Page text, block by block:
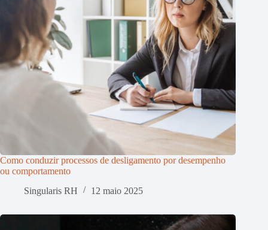
Como conduzir processos de desligamento por desempenho
ou comportamento
Singularis RH
12 maio 2025